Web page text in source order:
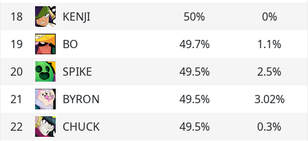
18
KENJI 50% 0%
19
BO 49.7% 1.1%
20
SPIKE 49.5% 2.5%
21
BYRON 49.5% 3.02%
22
CHUCK 49.5% 0.3%